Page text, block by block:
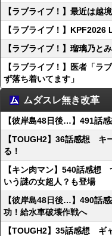
【ラブライブ！】最近は越
【ラブライブ！】
【ラブライブ！】瑠璃乃と
【ラブライブ！】医者「ラ
ず落ち着いてます」
ムダスレ無き改革
【彼岸島48日後…】491話
【TOUGH2】36話感想 キ
る！
【キン肉マン】540話感想
いう謎の女超人？も登場
【彼岸島48日後…】490話
功！給水車破壊作戦へ
【TOUGH2】35話感想 ギ